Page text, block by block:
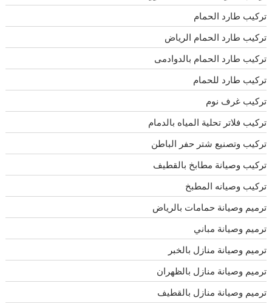
تركيب طارد الحمام
تركيب طارد الحمام الرياض
تركيب طارد الحمام بالدوادمى
تركيب طارد للحمام
تركيب غرف نوم
تركيب فلاتر تحلية المياه بالدمام
تركيب وتصنيع شتر حفر الباطن
تركيب وصيانة مطابخ بالقطيف
تركيب وصيانه المطبخ
ترميم وصيانة حمامات بالرياض
ترميم وصيانة مباني
ترميم وصيانة منازل بالخبر
ترميم وصيانة منازل بالظهران
ترميم وصيانة منازل بالقطيف